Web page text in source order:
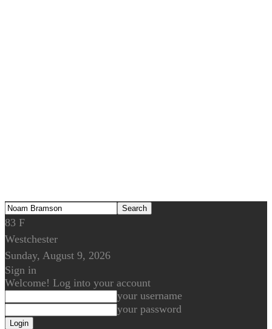
83 F
Westchester
Sunday, August 9, 2026
Sign in
Welcome! Log into your account
your username
your password